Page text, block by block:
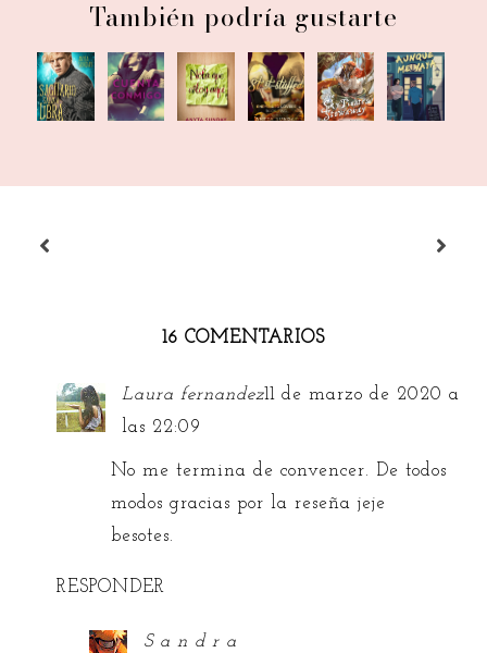
También podría gustarte
Sagitario
salva a
Cuenta
conmigo
Nota
que
St-st-
stuffed
The Sky
Pirate's
Aunque
me
16 COMENTARIOS
Laura fernandez11 de marzo de 2020 a
las 22:09
No me termina de convencer. De todos
modos gracias por la reseña jeje
besotes.
RESPONDER
S a n d r a